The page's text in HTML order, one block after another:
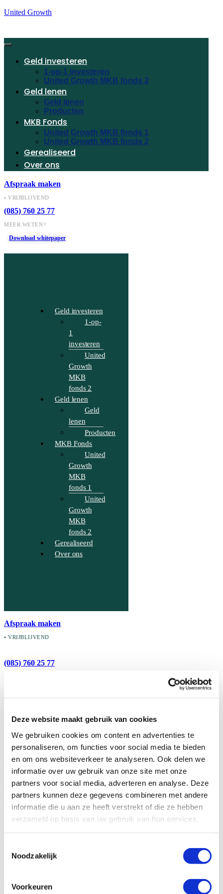
Deze website maakt gebruik van cookies
We gebruiken cookies om content en advertenties te
personaliseren, om functies voor social media te bieden
en om ons websiteverkeer te analyseren. Ook delen we
informatie over uw gebruik van onze site met onze
partners voor social media, adverteren en analyse. Deze
partners kunnen deze gegevens combineren met andere
informatie die u aan ze heeft verstrekt of die ze hebben
verzameld op basis van uw gebruik van hun services.
Noodzakelijk
Voorkeuren
United Growth
Geld investeren
1-op-1 investeren
United Growth MKB fonds 2
Geld lenen
Geld lenen
Producten
MKB Fonds
United Growth MKB fonds 1
United Growth MKB fonds 2
Gerealiseerd
Over ons
Afspraak maken
• VRIJBLIJVEND
(085) 760 25 77
MEER WETEN?
Download whitepaper
Geld investeren
1-op-
1
investeren
United
Growth
MKB
fonds 2
Geld lenen
Geld
lenen
Producten
MKB Fonds
United
Growth
MKB
fonds 1
United
Growth
MKB
fonds 2
Gerealiseerd
Over ons
Afspraak maken
• VRIJBLIJVEND
(085) 760 25 77
bedrijfsunit met eigen parkeerplaats bestemd voor eigen
Gevraagde investering
€ 120.000,-
Koopsom
€ 170.000,-
6,5%